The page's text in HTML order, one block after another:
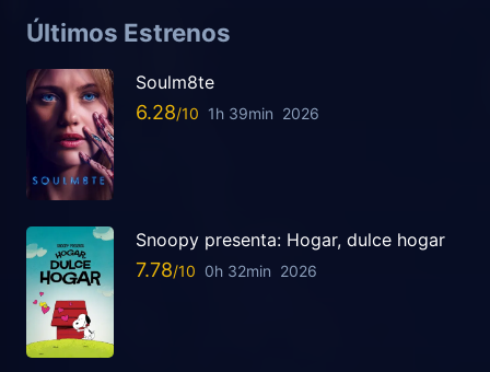
Últimos Estrenos
Soulm8te
6.28 1h 39min 2026
Snoopy presenta: Hogar, dulce hogar
7.78 0h 32min 2026